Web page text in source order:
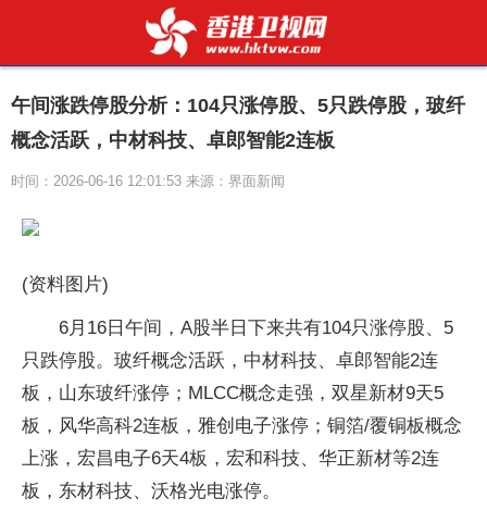
午间涨跌停股分析：104只涨停股、5只跌停股，玻纤
概念活跃，中材科技、卓郎智能2连板
时间：2026-06-16 12:01:53 来源：界面新闻
(资料图片)
6月16日午间，A股半日下来共有104只涨停股、5
只跌停股。玻纤概念活跃，中材科技、卓郎智能2连
板，山东玻纤涨停；MLCC概念走强，双星新材9天5
板，风华高科2连板，雅创电子涨停；铜箔/覆铜板概念
上涨，宏昌电子6天4板，宏和科技、华正新材等2连
板，东材科技、沃格光电涨停。